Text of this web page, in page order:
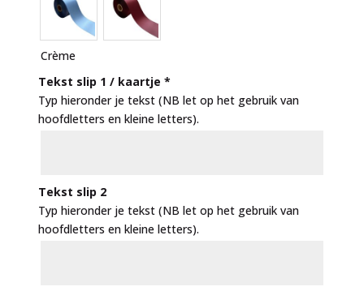
Crème
Tekst slip 1 / kaartje *
Typ hieronder je tekst (NB let op het gebruik van
hoofdletters en kleine letters).
Tekst slip 2
Typ hieronder je tekst (NB let op het gebruik van
hoofdletters en kleine letters).